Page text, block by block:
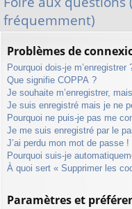
pi
fréquemment)
Problèmes de
Pourquoi dois-je m’enregistrer
Que signifie COPPA ?
Je souhaite m’enregistrer,
Je suis enregistré mais je ne
Pourquoi ne puis-je pas me
Je me suis enregistré par le
J’ai perdu mon mot de passe !
Pourquoi suis-je
À quoi sert « Supprimer les
Paramètres et